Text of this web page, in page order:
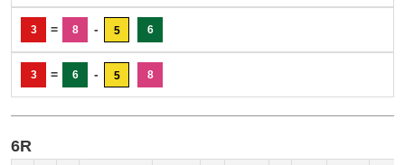
3 = 8 - 5 6
3 = 6 - 5 8
6R